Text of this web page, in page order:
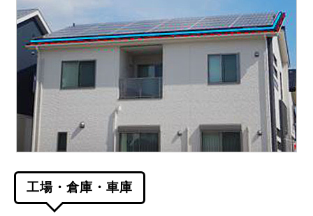
工場・倉庫・車庫